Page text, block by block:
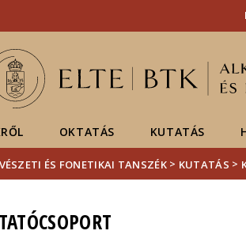
Hírek
ELTE
OKTATÁS KUTATÁS
ÉS FONETIKAI TANSZÉK > KUTATÁS >